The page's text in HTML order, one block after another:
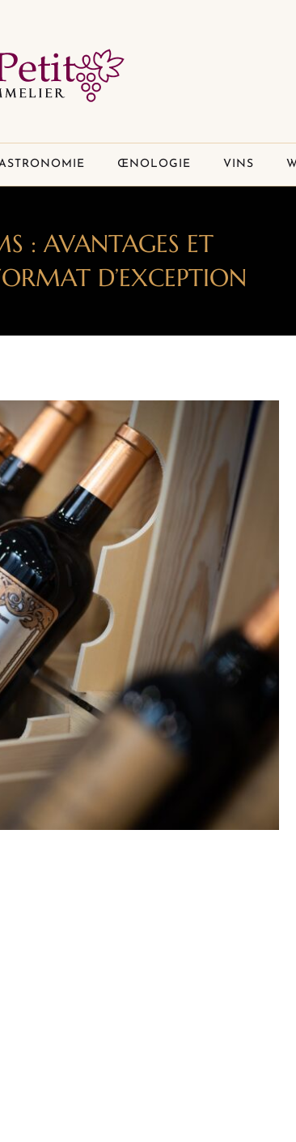
ŒNOLOGIE VINS
: AVANTAGES ET
D’EXCEPTION